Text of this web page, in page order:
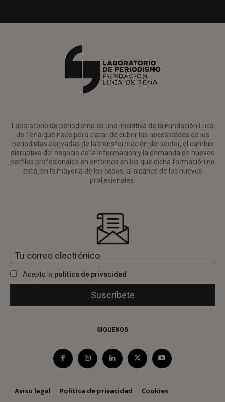
Laboratorio de periodismo es una iniciativa de la Fundación Luca
de Tena que nace para tratar de cubrir las necesidades de los
periodistas derivadas de la transformación del sector, el cambio
disruptivo del negocio de la información y la demanda de nuevos
perfiles profesionales en entornos en los que dicha formación no
está, en la mayoría de los casos, al alcance de los nuevos
profesionales.
Acepto la política de privacidad
SÍGUENOS
Aviso legal Política de privacidad Cookies